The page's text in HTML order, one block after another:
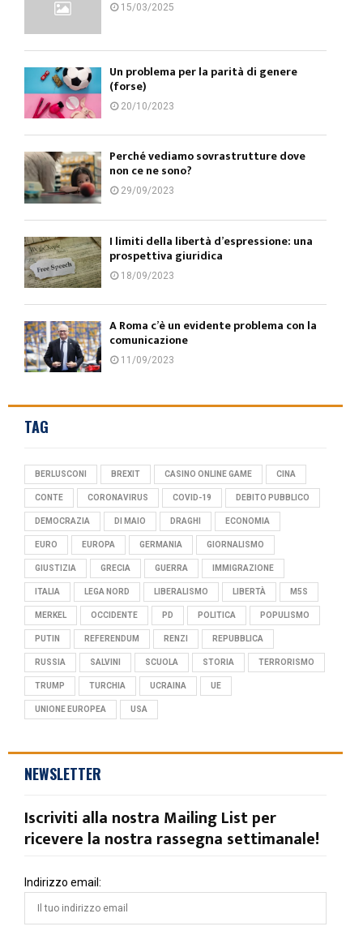
15/03/2025
Un problema per la parità di genere
(forse)
20/10/2023
Perché vediamo sovrastrutture dove
non ce ne sono?
29/09/2023
I limiti della libertà d’espressione: una
prospettiva giuridica
18/09/2023
A Roma c’è un evidente problema con la
comunicazione
11/09/2023
TAG
BERLUSCONI BREXIT CASINO ONLINE GAME CINA
CONTE CORONAVIRUS COVID-19 DEBITO PUBBLICO
DEMOCRAZIA DI MAIO DRAGHI ECONOMIA
EURO EUROPA GERMANIA GIORNALISMO
GIUSTIZIA GRECIA GUERRA IMMIGRAZIONE
ITALIA LEGA NORD LIBERALISMO LIBERTÀ M5S
MERKEL OCCIDENTE PD POLITICA POPULISMO
PUTIN REFERENDUM RENZI REPUBBLICA
RUSSIA SALVINI SCUOLA STORIA TERRORISMO
TRUMP TURCHIA UCRAINA UE
UNIONE EUROPEA USA
NEWSLETTER
Iscriviti alla nostra Mailing List per
ricevere la nostra rassegna settimanale!
Indirizzo email: